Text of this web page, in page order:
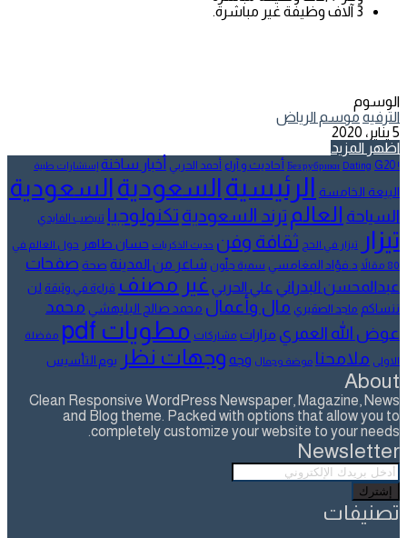
3 آلاف وظيفة غير مباشرة.
الوسوم
الترفيه موسم الرياض
5 يناير، 2020
اظهر المزيد
! Без рубрики
Dating G20 أحاديث و آراء أحمد الحربي أخبار ساخنة إستشارات طبية
البيعة الخامسة الرئيسيةالسعوديةالسعودية
السياحة العالم ترند السعودية تكنولوجيا تنيضب الفايدي
تيزار تيزار في الحج ثقافة وفن حديث الذكريات حسان طاهر حول العالم في
80 مقالاً
د.فؤاد المغامسي سمية جلّون شاعر من المدينة صحة صفحات
عبدالمحسن البدراني علي الحربي غير مصنف قراءة في وثيقة لن
ننساكم ماجد الصقيري مال وأعمال محمد صالح البليهشي محمد
عوض الله العمري مزارات مشاركات مطويات pdf مفضلة
الاولى ملامحنا موضة وجمال وجه وجهات نظر يوم التأسيس
About
Clean Responsive WordPress Newspaper, Magazine, News
and Blog theme. Packed with options that allow you to
completely customize your website to your needs.
Newsletter
أدخل
بريدك
الإلكتروني
تصنيفات